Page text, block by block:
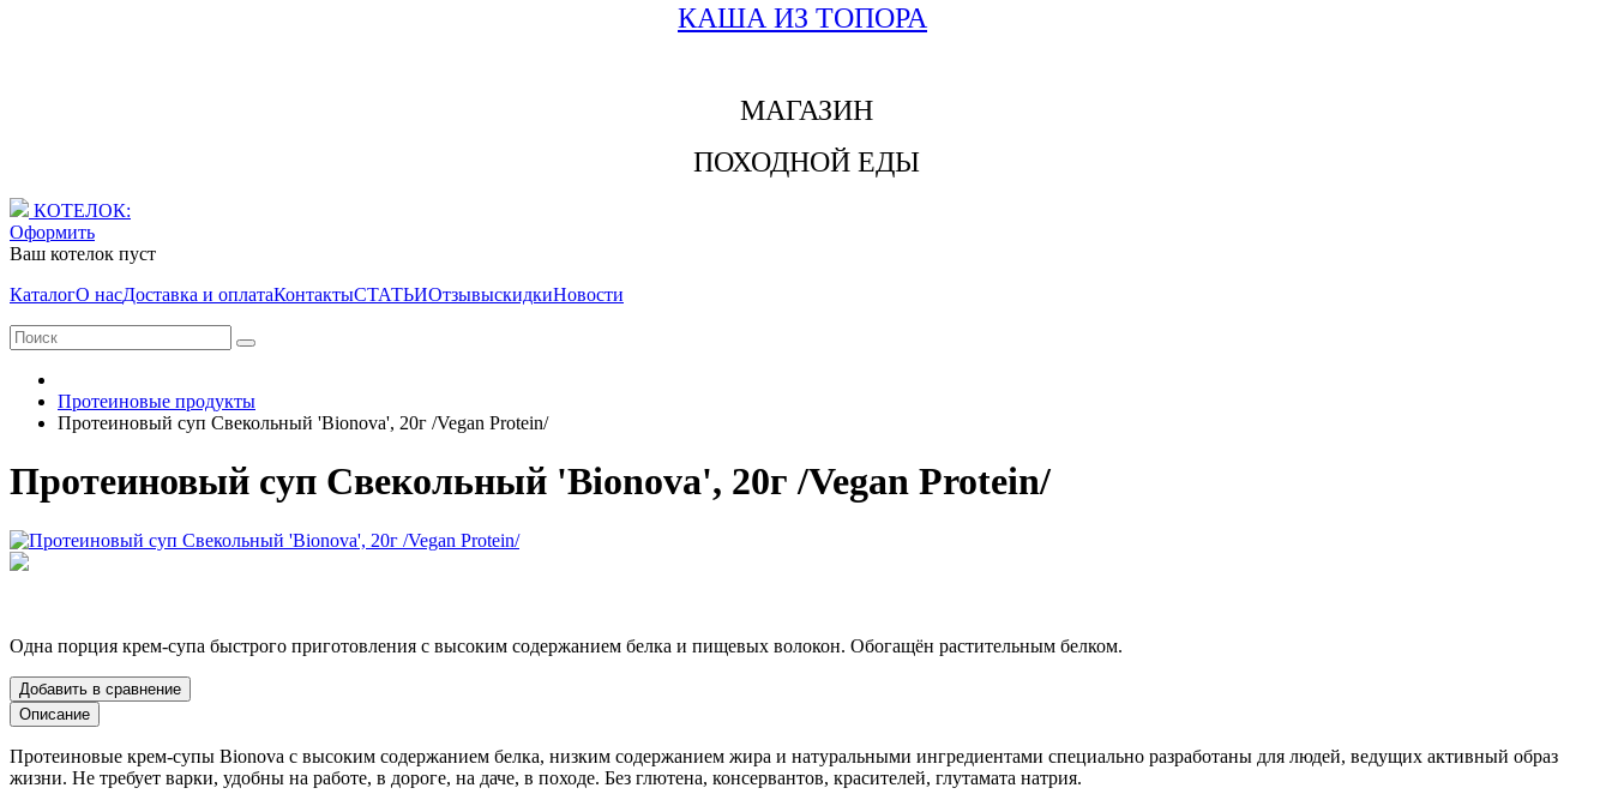
КАША ИЗ ТОПОРА
МАГАЗИН
ПОХОДНОЙ ЕДЫ
КОТЕЛОК:
Оформить
Ваш котелок пуст
КаталогО насДоставка и оплатаКонтактыСТАТЬИОтзывыскидкиНовости
Протеиновые продукты
Протеиновый суп Свекольный 'Bionova', 20г /Vegan Protein/
Протеиновый суп Свекольный 'Bionova', 20г /Vegan Protein/
Одна порция крем-супа быстрого приготовления с высоким содержанием белка и пищевых волокон. Обогащён растительным белком.
Добавить в сравнение
Описание
Протеиновые крем-супы Bionova с высоким содержанием белка, низким содержанием жира и натуральными ингредиентами специально разработаны для людей, ведущих активный образ
жизни. Не требует варки, удобны на работе, в дороге, на даче, в походе. Без глютена, консервантов, красителей, глутамата натрия.